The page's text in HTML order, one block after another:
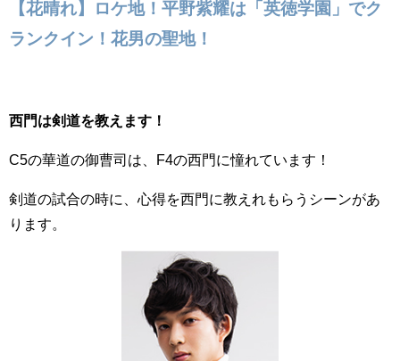
【花晴れ】ロケ地！平野紫耀は「英徳学園」でク
ランクイン！花男の聖地！
西門は剣道を教えます！
C5の華道の御曹司は、F4の西門に憧れています！
剣道の試合の時に、心得を西門に教えれもらうシーンがあ
ります。